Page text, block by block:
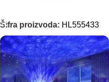
Šifra proizvoda: HL555433